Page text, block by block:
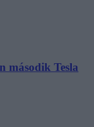
második Tesla